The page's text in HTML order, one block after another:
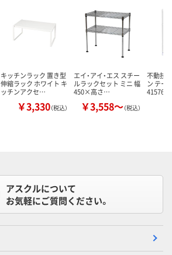
キッチンラック 置き型
伸縮ラック ホワイト キ
ッチンアクセ…
￥3,330（税込）
エイ・アイ・エス スチー
ルラックセット ミニ 幅
450×高さ…
￥3,558～（税込）
不動技
ン テー
アスクルについて
お気軽にご質問ください。